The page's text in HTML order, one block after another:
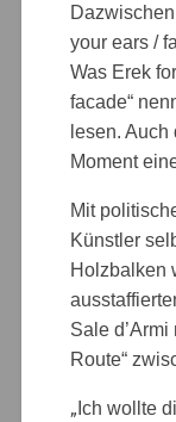
your ears /
Was Erek
facade“
lesen.
Moment
Mit
Künstler
Holzbalken
Sale
Route“
„ Ich wollte